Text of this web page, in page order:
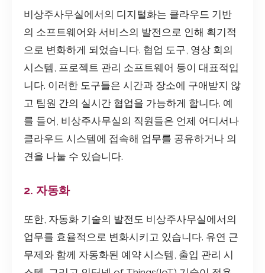
비상주사무실에서의 디지털화는 클라우드 기반
의 소프트웨어와 서비스의 발전으로 인해 획기적
으로 변화하게 되었습니다. 협업 도구, 영상 회의
시스템, 프로젝트 관리 소프트웨어 등이 대표적입
니다. 이러한 도구들은 시간과 장소에 구애받지 않
고 팀원 간의 실시간 협업을 가능하게 합니다. 예
를 들어, 비상주사무실의 직원들은 언제 어디서나
클라우드 시스템에 접속해 업무를 공유하거나 의
견을 나눌 수 있습니다.
2. 자동화
또한, 자동화 기술의 발전도 비상주사무실에서의
업무를 효율적으로 변화시키고 있습니다. 유연 근
무제와 함께 자동화된 예약 시스템, 출입 관리 시